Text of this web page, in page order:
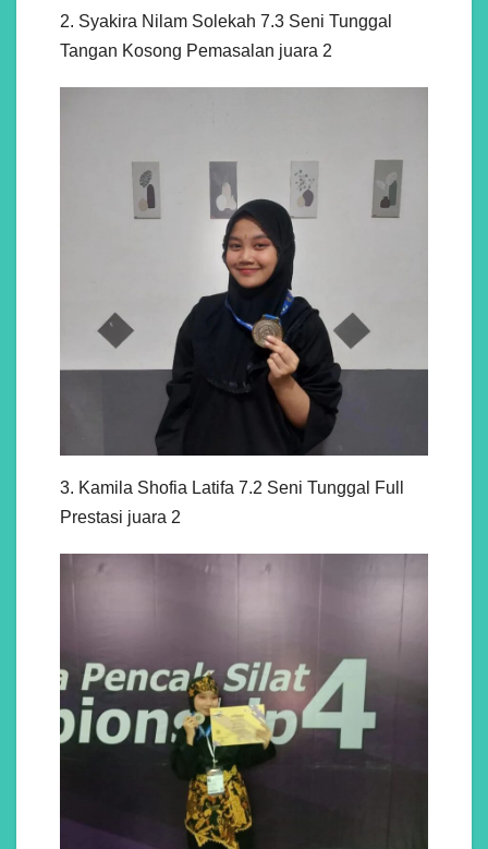
2. Syakira Nilam Solekah 7.3 Seni Tunggal
Tangan Kosong Pemasalan juara 2
3. Kamila Shofia Latifa 7.2 Seni Tunggal Full
Prestasi juara 2